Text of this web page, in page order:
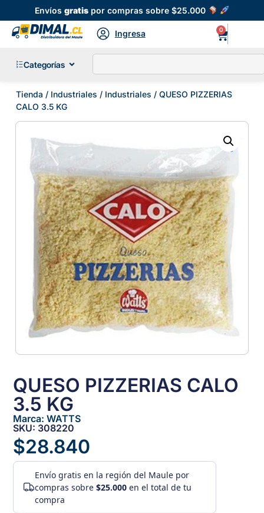
Envíosgratis por compras sobre $25.000
Ingresa 0
Categorías
Tienda / Industriales / Industriales / QUESO PIZZERIAS
CALO 3.5 KG
QUESO PIZZERIAS CALO
3.5 KG
Marca:WATTS
SKU: 308220
$28.840
Envío gratis en la región del Maule por
compras sobre$25.000 en el total de tu
compra